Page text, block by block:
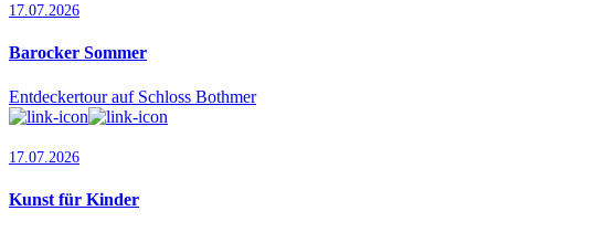
17.07.2026
Barocker Sommer
Entdeckertour auf Schloss Bothmer
17.07.2026
Kunst für Kinder